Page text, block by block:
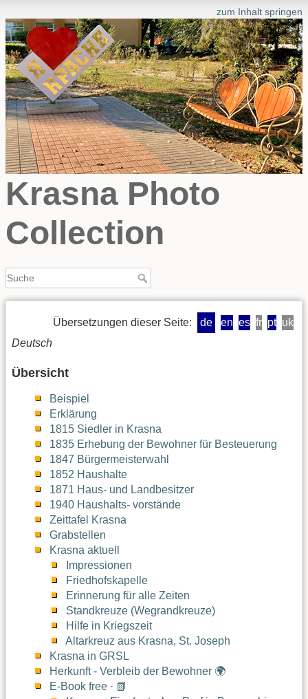
zum Inhalt springen
Krasna Photo
Collection
Übersetzungen dieser Seite: de en es fr pt uk
Deutsch
Übersicht
Beispiel
Erklärung
1815 Siedler in Krasna
1835 Erhebung der Bewohner für Besteuerung
1847 Bürgermeisterwahl
1852 Haushalte
1871 Haus- und Landbesitzer
1940 Haushalts- vorstände
Zeittafel Krasna
Grabstellen
Krasna aktuell
Impressionen
Friedhofskapelle
Erinnerung für alle Zeiten
Standkreuze (Wegrandkreuze)
Hilfe in Kriegszeit
Altarkreuz aus Krasna, St. Joseph
Krasna in GRSL
Herkunft - Verbleib der Bewohner 🌍
E-Book free · 📗